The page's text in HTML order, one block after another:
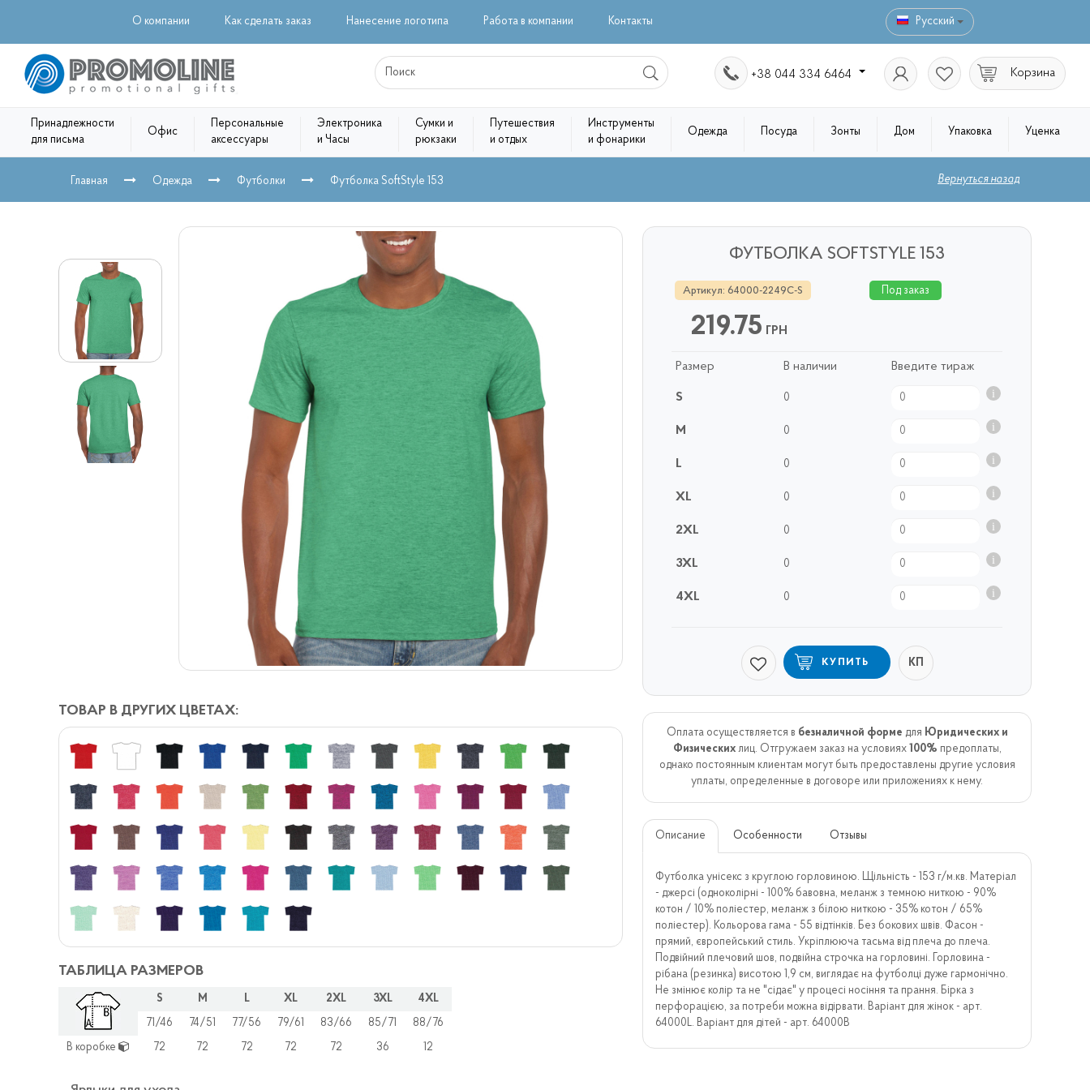
О компании Как сделать заказ Нанесение логотипа Работа в компании Контакты Русский
Корзина
+38 044 334 6464
Принадлежности
для письма
Офис
Персональные
аксессуары
Электроника
и Часы
Сумки и
рюкзаки
Путешествия
и отдых
Инструменты
и фонарики
Одежда Посуда Зонты Дом Упаковка Уценка
Главная Одежда Футболки Футболка SoftStyle 153 Вернуться назад
ТОВАР В ДРУГИХ ЦВЕТАХ:
ТАБЛИЦА РАЗМЕРОВ
S M L XL 2XL 3XL
4XL
71/46
74/51 77/56 79/61 83/66 85/71
88/76
В коробке
72 72 72 72 72 36 12
ФУТБОЛКА SOFTSTYLE 153
Артикул: 64000-2249C-S Под заказ
219.75 ГРН
Размер В наличии Введите тираж
S 0
M 0
L 0
XL 0
2XL 0
3XL 0
4XL 0
КУПИТЬ КП
Оплата осуществляется в безналичной форме для Юридических и
Физическихлиц. Отгружаем заказ на условиях 100% предоплаты,
однако постоянным клиентам могут быть предоставлены другие условия
уплаты, определенные в договоре или приложениях к нему.
Описание Особенности Отзывы
Футболка унісекс з круглою горловиною. Щільність - 153 г/м.кв. Матеріал
- джерсі (одноколірні - 100% бавовна, меланж з темною ниткою - 90%
котон / 10% поліестер, меланж з білою ниткою - 35% котон / 65%
поліестер). Кольорова гама - 55 відтінків. Без бокових швів. Фасон -
прямий, європейський стиль. Укріплююча тасьма від плеча до плеча.
Подвійний плечовий шов, подвійна строчка на горловині. Горловина -
рібана (резинка) висотою 1,9 см, виглядає на футболці дуже гармонічно.
Не змінює колір та не "сідає" у процесі носіння та прання. Бірка з
перфорацією, за потреби можна відірвати. Варіант для жінок - арт.
64000L. Варіант для дітей - арт. 64000В